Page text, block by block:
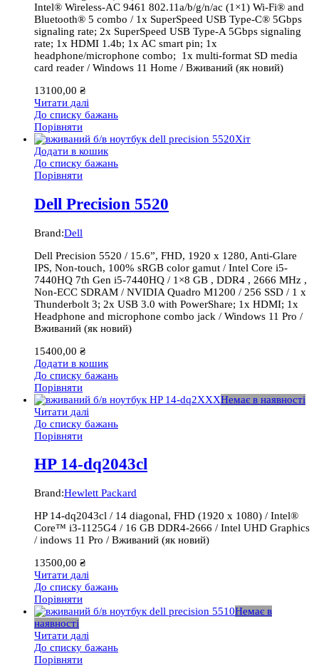
Intel® Wireless-AC 9461 802.11a/b/g/n/ac (1×1) Wi-Fi® and
Bluetooth® 5 combo / 1x SuperSpeed USB Type-C® 5Gbps
signaling rate; 2x SuperSpeed USB Type-A 5Gbps signaling
rate; 1x HDMI 1.4b; 1x AC smart pin; 1x
headphone/microphone combo; 1x multi-format SD media
card reader / Windows 11 Home / Вживаний (як новий)
13100,00 ₴
Читати далі
До списку бажань
Порівняти
Хіт
Додати в кошик
До списку бажань
Порівняти
Dell Precision 5520
Brand:Dell
Dell Precision 5520 / 15.6”, FHD, 1920 x 1280, Anti-Glare
IPS, Non-touch, 100% sRGB color gamut / Intel Core i5-
7440HQ 7th Gen i5-7440HQ / 1×8 GB , DDR4 , 2666 MHz ,
Non-ECC SDRAM / NVIDIA Quadro M1200 / 256 SSD / 1 x
Thunderbolt 3; 2x USB 3.0 with PowerShare; 1x HDMI; 1x
Headphone and microphone combo jack / Windows 11 Pro /
Вживаний (як новий)
15400,00 ₴
Додати в кошик
До списку бажань
Порівняти
Немає в наявності
Читати далі
До списку бажань
Порівняти
HP 14-dq2043cl
Brand:Hewlett Packard
HP 14-dq2043cl / 14 diagonal, FHD (1920 x 1080) / Intel®
Core™ i3-1125G4 / 16 GB DDR4-2666 / Intel UHD Graphics
/ indows 11 Pro / Вживаний (як новий)
13500,00 ₴
Читати далі
До списку бажань
Порівняти
Немає в
наявності
Читати далі
До списку бажань
Порівняти